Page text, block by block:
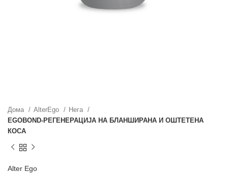
Дома AlterEgo
Нега
EGOBOND-РЕГЕНЕРАЦИЈА НА БЛАНШИРАНА И ОШТЕТЕНА
КОСА
Alter Ego